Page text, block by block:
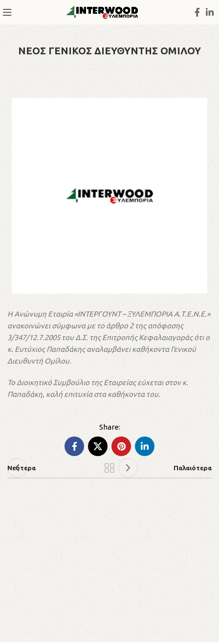
ΝΕΟΣ ΓΕΝΙΚΟΣ ΔΙΕΥΘΥΝΤΗΣ ΟΜΙΛΟΥ
Η Ανώνυμη Εταιρία «ΙΝΤΕΡΓΟΥΝΤ – ΞΥΛΕΜΠΟΡΙΑ Α.Τ.Ε.Ν.Ε.»
ανακοινώνει σύμφωνα με το άρθρο 2 της απόφασης
3/347/12.7.2005 του Δ.Σ. της Επιτροπής Κεφαλαιαγοράς ότι ο
κ. Ευτύχιος Παπαδάκης αναλαμβάνει καθήκοντα Γενικού
Διευθυντή Ομίλου.
Το Διοικητικό Συμβούλιο της Εταιρείας εύχεται στον κ.
Παπαδάκη, καλή επιτυχία στα καθήκοντα του.
Νεότερα Παλαιότερα